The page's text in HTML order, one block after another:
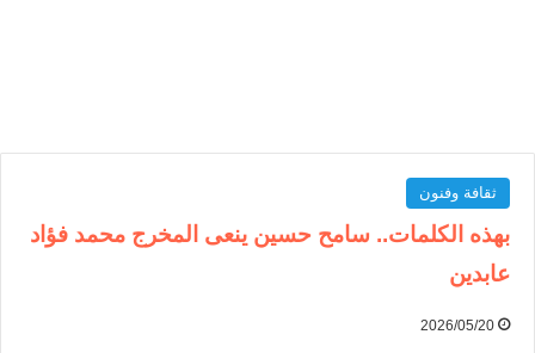
ثقافة وفنون
بهذه الكلمات.. سامح حسين ينعى المخرج محمد فؤاد
عابدين
2026/05/20